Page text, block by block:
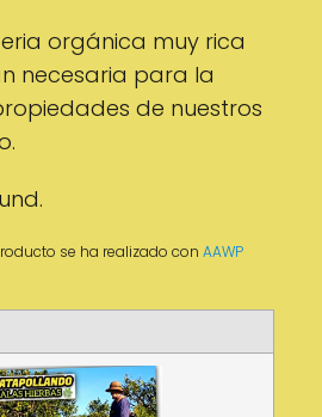
orgánica muy rica
necesaria para la
de nuestros
se ha realizado con AAWP